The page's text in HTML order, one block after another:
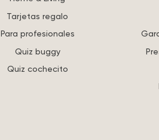
Tarjetas regalo
Para profesionales
Quiz buggy
Quiz cochecito